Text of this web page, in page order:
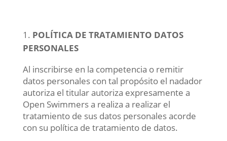
POLÍTICA DE TRATAMIENTO DATOS
PERSONALES
Al inscribirse en la competencia o remitir
datos personales con tal propósito el nadador
autoriza el titular autoriza expresamente a
Open Swimmers a realiza a realizar el
tratamiento de sus datos personales acorde
con su política de tratamiento de datos.